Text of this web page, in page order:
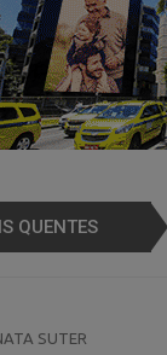
QUENTES
SUTER